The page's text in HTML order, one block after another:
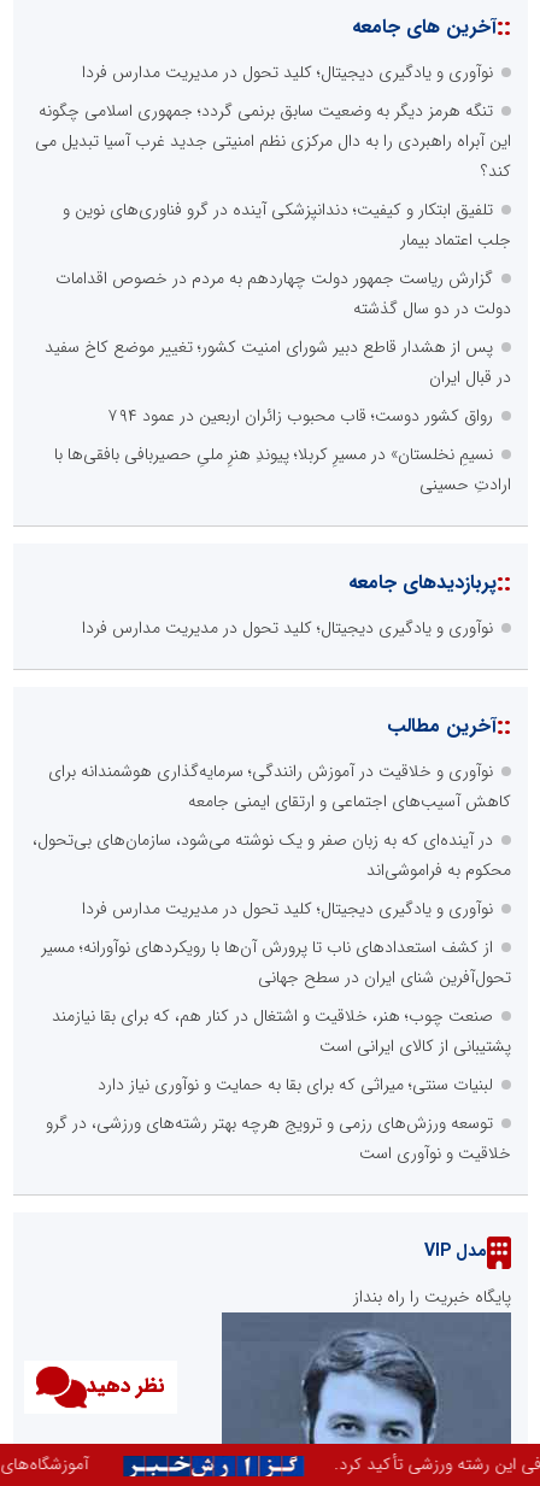
نظر دهید
::آخرین های جامعه
نوآوری و یادگیری دیجیتال؛ کلید تحول در مدیریت مدارس فردا
تنگه هرمز دیگر به وضعیت سابق برنمی گردد؛ جمهوری اسلامی چگونه
این آبراه راهبردی را به دال مرکزی نظم امنیتی جدید غرب آسیا تبدیل می
کند؟
تلفیق ابتکار و کیفیت؛ دندانپزشکی آینده در گرو فناوری‌های نوین و
جلب اعتماد بیمار
گزارش ریاست جمهور دولت چهاردهم به مردم در خصوص اقدامات
دولت در دو سال گذشته
پس از هشدار قاطع دبیر شورای امنیت کشور؛ تغییر موضع کاخ سفید
در قبال ایران
رواق کشور دوست؛ قاب محبوب زائران اربعین در عمود ۷۹۴
نسیمِ نخلستان» در مسیرِ کربلا؛ پیوندِ هنرِ ملیِ حصیربافی بافقی‌ها با
ارادتِ حسینی
::پربازدیدهای جامعه
نوآوری و یادگیری دیجیتال؛ کلید تحول در مدیریت مدارس فردا
::آخرین مطالب
نوآوری و خلاقیت در آموزش رانندگی؛ سرمایه‌گذاری هوشمندانه برای
کاهش آسیب‌های اجتماعی و ارتقای ایمنی جامعه
در آینده‌ای که به زبان صفر و یک نوشته می‌شود، سازمان‌های بی‌تحول،
محکوم به فراموشی‌اند
نوآوری و یادگیری دیجیتال؛ کلید تحول در مدیریت مدارس فردا
از کشف استعدادهای ناب تا پرورش آن‌ها با رویکردهای نوآورانه؛ مسیر
تحول‌آفرین شنای ایران در سطح جهانی
صنعت چوب؛ هنر، خلاقیت و اشتغال در کنار هم، که برای بقا نیازمند
پشتیبانی از کالای ایرانی است
لبنیات سنتی؛ میراثی که برای بقا به حمایت و نوآوری نیاز دارد
توسعه ورزش‌های رزمی و ترویج هرچه بهتر رشته‌های ورزشی، در گرو
خلاقیت و نوآوری است
مدل VIP
پایگاه خبریت را راه بنداز
آموزشگاه‌های رانندگی نقش مهمی در تربیت نسل جدید رانندگان و